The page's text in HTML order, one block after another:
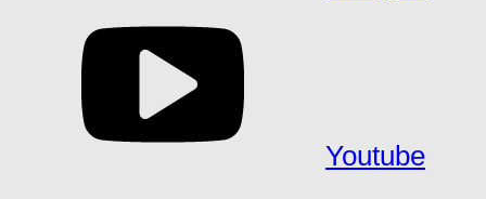
Youtube